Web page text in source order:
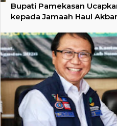
Bupati Pamekasan
kepada Jamaah Haul